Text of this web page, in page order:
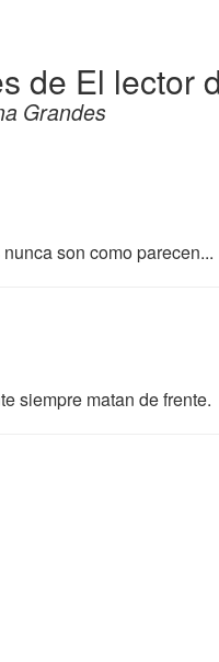
de El lector
Grandes
son como parecen...
siempre matan de frente.